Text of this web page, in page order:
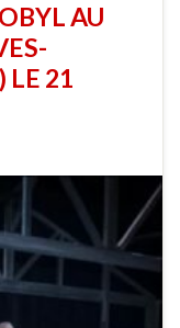
AU
LE 21